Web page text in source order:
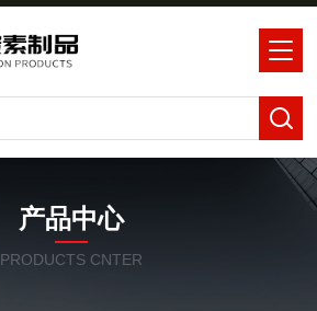
产品中心
PRODUCTS CNTER